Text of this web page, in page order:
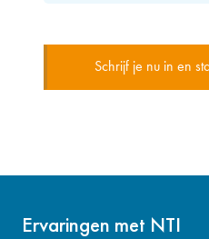
Schrijf je nu in en
Ervaringen met NTI